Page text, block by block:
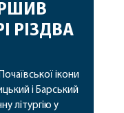
РІЗДВА
ікони
і Барський
літургію у